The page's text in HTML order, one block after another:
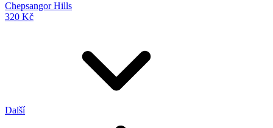
Chepsangor Hills
320 Kč
Další